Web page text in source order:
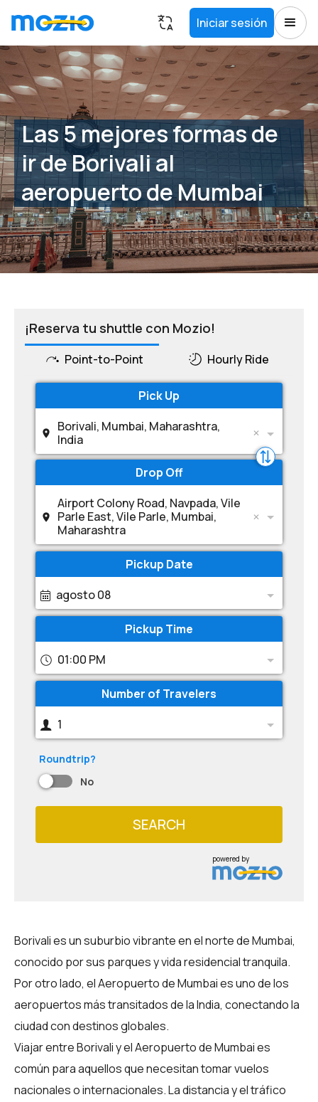
Iniciar sesión
Las 5 mejores formas de
ir de Borivali al
aeropuerto de Mumbai
¡Reserva tu shuttle con Mozio!
Point-to-Point Hourly Ride
Pick Up
Borivali, Mumbai, Maharashtra,
India
Drop Off
Airport Colony Road, Navpada, Vile
Parle East, Vile Parle, Mumbai,
Maharashtra
Pickup Date
agosto 08
Pickup Time
01:00 PM
Number of Travelers
1
Roundtrip?
No
SEARCH
powered by
Borivali es un suburbio vibrante en el norte de Mumbai,
conocido por sus parques y vida residencial tranquila.
Por otro lado, el Aeropuerto de Mumbai es uno de los
aeropuertos más transitados de la India, conectando la
ciudad con destinos globales.
Viajar entre Borivali y el Aeropuerto de Mumbai es
común para aquellos que necesitan tomar vuelos
nacionales o internacionales. La distancia y el tráfico